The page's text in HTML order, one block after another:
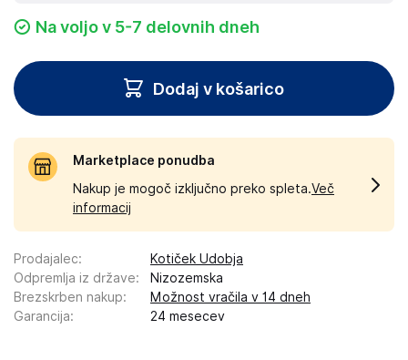
Na voljo v 5-7 delovnih dneh
Dodaj v košarico
Marketplace ponudba
Nakup je mogoč izključno preko spleta.Več
informacij
Prodajalec:
Kotiček Udobja
Odpremlja iz države:
Nizozemska
Brezskrben nakup:
Možnost vračila v 14 dneh
Garancija: 24 mesecev